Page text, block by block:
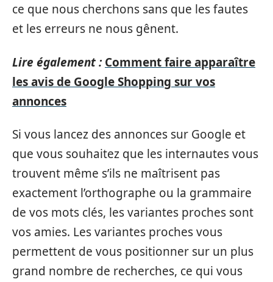
ce que nous cherchons sans que les fautes
et les erreurs ne nous gênent.
Lire également : Comment faire apparaître
les avis de Google Shopping sur vos
annonces
Si vous lancez des annonces sur Google et
que vous souhaitez que les internautes vous
trouvent même s’ils ne maîtrisent pas
exactement l’orthographe ou la grammaire
de vos mots clés, les variantes proches sont
vos amies. Les variantes proches vous
permettent de vous positionner sur un plus
grand nombre de recherches, ce qui vous